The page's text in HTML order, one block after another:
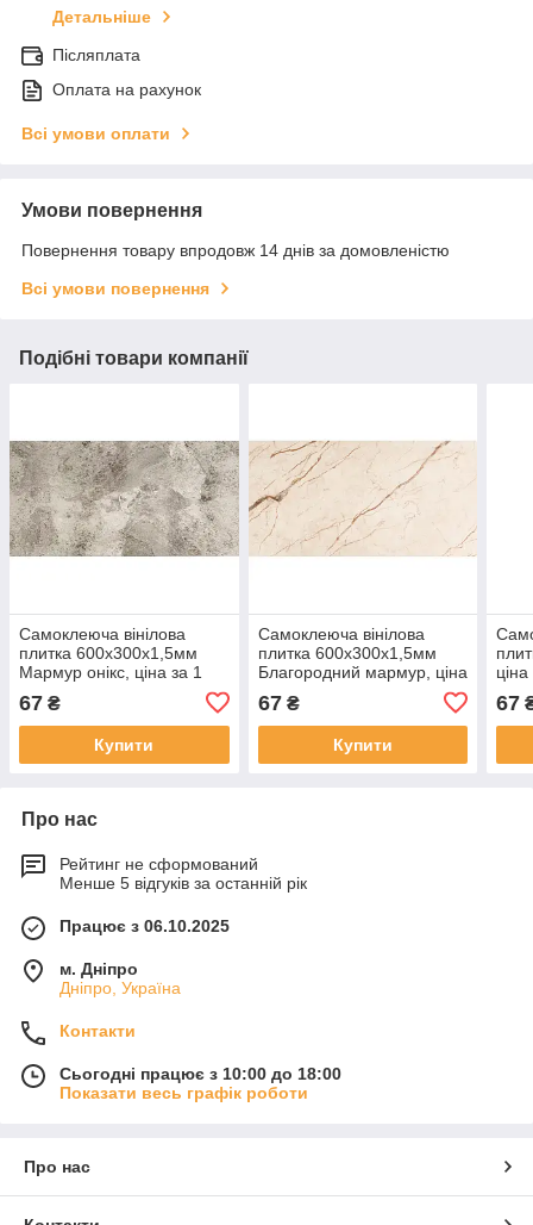
Детальніше
Післяплата
Оплата на рахунок
Всі умови оплати
Умови повернення
Повернення товару впродовж 14 днів за домовленістю
Всі умови повернення
Подібні товари компанії
Самоклеюча вінілова
плитка 600х300х1,5мм
Мармур онікс, ціна за 1
SW-00000643
67 ₴
Купити
Самоклеюча вінілова
плитка 600х300х1,5мм
Благородний мармур, ціна
Глянець SW-00000291
67₴
Купити
67
Про нас
Рейтинг не сформований
Менше 5 відгуків за останній рік
Працює з 06.10.2025
м. Дніпро
Дніпро, Україна
Контакти
Сьогодні працює з 10:00 до 18:00
Показати весь графік роботи
Про нас